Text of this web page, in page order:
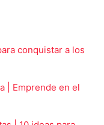
conquistar a los
| Emprende en el